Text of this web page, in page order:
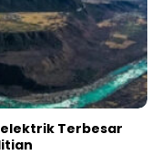
Terbesar